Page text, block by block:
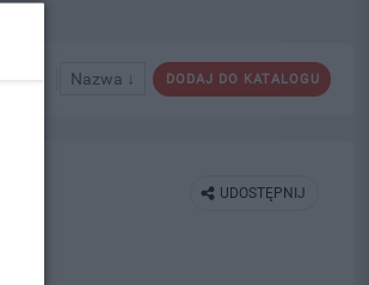
DODAJ DO KATALOGU
Nazwa ↓
UDOSTĘPNIJ